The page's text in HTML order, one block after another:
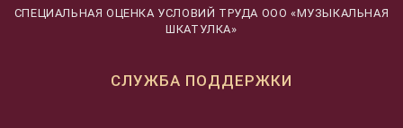
CПЕЦИАЛЬНАЯ ОЦЕНКА УСЛОВИЙ ТРУДА ООО «МУЗЫКАЛЬНАЯ
ШКАТУЛКА»
СЛУЖБА ПОДДЕРЖКИ